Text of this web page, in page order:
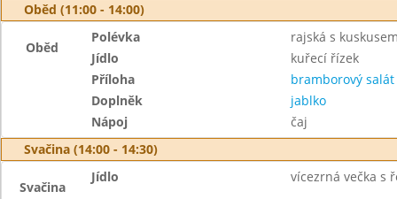
Oběd (11:00 - 14:00)
Oběd
Polévka
rajská s
Jídlo
kuřecí řízek
Příloha
bramborový salát
Doplněk
jablko
Nápoj
čaj
Svačina (14:00 - 14:30)
Svačina
Jídlo vícezrná večka s